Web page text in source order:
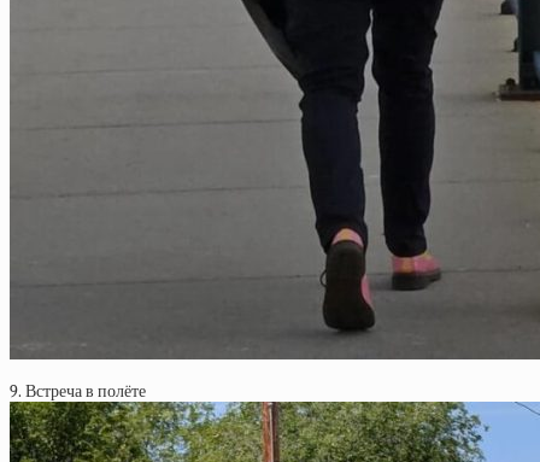
9. Встреча в полёте